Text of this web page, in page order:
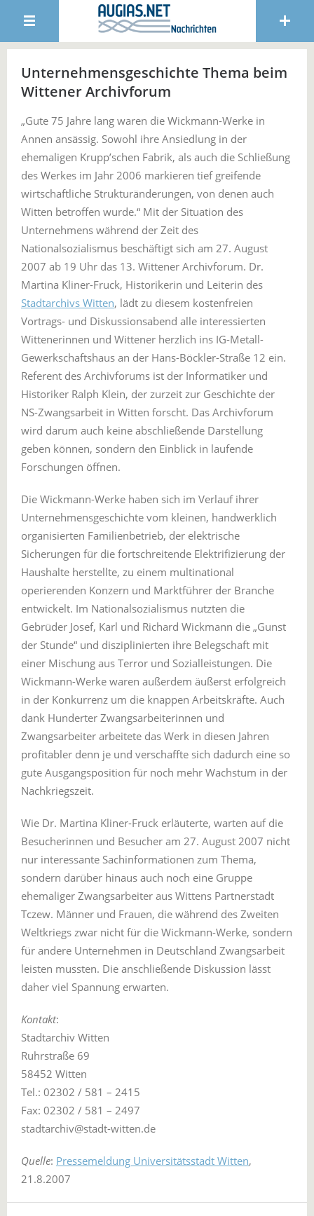
Unternehmensgeschichte Thema beim
Wittener Archivforum
„Gute 75 Jahre lang waren die Wickmann-Werke in
Annen ansässig. Sowohl ihre Ansiedlung in der
ehemaligen Krupp’schen Fabrik, als auch die Schließung
des Werkes im Jahr 2006 markieren tief greifende
wirtschaftliche Strukturänderungen, von denen auch
Witten betroffen wurde.“ Mit der Situation des
Unternehmens während der Zeit des
Nationalsozialismus beschäftigt sich am 27. August
2007 ab 19 Uhr das 13. Wittener Archivforum. Dr.
Martina Kliner-Fruck, Historikerin und Leiterin des
Stadtarchivs Witten, lädt zu diesem kostenfreien
Vortrags- und Diskussionsabend alle interessierten
Wittenerinnen und Wittener herzlich ins IG-Metall-
Gewerkschaftshaus an der Hans-Böckler-Straße 12 ein.
Referent des Archivforums ist der Informatiker und
Historiker Ralph Klein, der zurzeit zur Geschichte der
NS-Zwangsarbeit in Witten forscht. Das Archivforum
wird darum auch keine abschließende Darstellung
geben können, sondern den Einblick in laufende
Forschungen öffnen.
Die Wickmann-Werke haben sich im Verlauf ihrer
Unternehmensgeschichte vom kleinen, handwerklich
organisierten Familienbetrieb, der elektrische
Sicherungen für die fortschreitende Elektrifizierung der
Haushalte herstellte, zu einem multinational
operierenden Konzern und Marktführer der Branche
entwickelt. Im Nationalsozialismus nutzten die
Gebrüder Josef, Karl und Richard Wickmann die „Gunst
der Stunde“ und disziplinierten ihre Belegschaft mit
einer Mischung aus Terror und Sozialleistungen. Die
Wickmann-Werke waren außerdem äußerst erfolgreich
in der Konkurrenz um die knappen Arbeitskräfte. Auch
dank Hunderter Zwangsarbeiterinnen und
Zwangsarbeiter arbeitete das Werk in diesen Jahren
profitabler denn je und verschaffte sich dadurch eine so
gute Ausgangsposition für noch mehr Wachstum in der
Nachkriegszeit.
Wie Dr. Martina Kliner-Fruck erläuterte, warten auf die
Besucherinnen und Besucher am 27. August 2007 nicht
nur interessante Sachinformationen zum Thema,
sondern darüber hinaus auch noch eine Gruppe
ehemaliger Zwangsarbeiter aus Wittens Partnerstadt
Tczew. Männer und Frauen, die während des Zweiten
Weltkriegs zwar nicht für die Wickmann-Werke, sondern
für andere Unternehmen in Deutschland Zwangsarbeit
leisten mussten. Die anschließende Diskussion lässt
daher viel Spannung erwarten.
Kontakt:
Stadtarchiv Witten
Ruhrstraße 69
58452 Witten
Tel.: 02302 / 581 – 2415
Fax: 02302 / 581 – 2497
stadtarchiv@stadt-witten.de
Quelle: Pressemeldung Universitätsstadt Witten,
21.8.2007